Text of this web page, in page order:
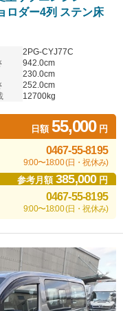
ロダー4列 ステン床
2PG-CYJ77C
942.0cm
230.0cm
252.0cm
12700kg
日額55,000円
0467-55-8195
9:00〜18:00 (日・祝休み)
参考月額385,000円
0467-55-8195
9:00〜18:00 (日・祝休み)